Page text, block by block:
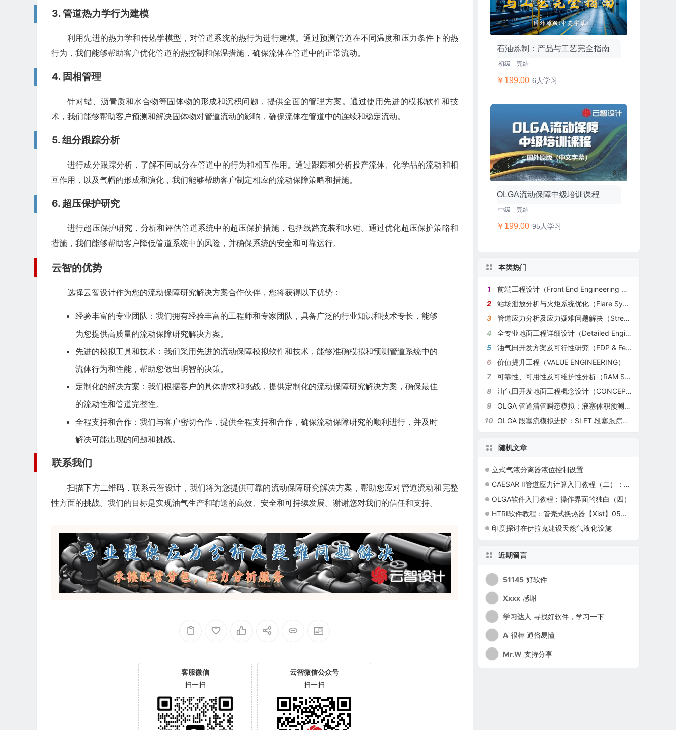
3. 管道热力学行为建模
利用先进的热力学和传热学模型，对管道系统的热行为进行建模。通过预测管道在不同温度和压力条件下的热
行为，我们能够帮助客户优化管道的热控制和保温措施，确保流体在管道中的正常流动。
4. 固相管理
针对蜡、沥青质和水合物等固体物的形成和沉积问题，提供全面的管理方案。通过使用先进的模拟软件和技
术，我们能够帮助客户预测和解决固体物对管道流动的影响，确保流体在管道中的连续和稳定流动。
5. 组分跟踪分析
进行成分跟踪分析，了解不同成分在管道中的行为和相互作用。通过跟踪和分析投产流体、化学品的流动和相
互作用，以及气帽的形成和演化，我们能够帮助客户制定相应的流动保障策略和措施。
6. 超压保护研究
进行超压保护研究，分析和评估管道系统中的超压保护措施，包括线路充装和水锤。通过优化超压保护策略和
措施，我们能够帮助客户降低管道系统中的风险，并确保系统的安全和可靠运行。
云智的优势
选择云智设计作为您的流动保障研究解决方案合作伙伴，您将获得以下优势：
经验丰富的专业团队：我们拥有经验丰富的工程师和专家团队，具备广泛的行业知识和技术专长，能够
为您提供高质量的流动保障研究解决方案。
先进的模拟工具和技术：我们采用先进的流动保障模拟软件和技术，能够准确模拟和预测管道系统中的
流体行为和性能，帮助您做出明智的决策。
定制化的解决方案：我们根据客户的具体需求和挑战，提供定制化的流动保障研究解决方案，确保最佳
的流动性和管道完整性。
全程支持和合作：我们与客户密切合作，提供全程支持和合作，确保流动保障研究的顺利进行，并及时
解决可能出现的问题和挑战。
联系我们
扫描下方二维码，联系云智设计，我们将为您提供可靠的流动保障研究解决方案，帮助您应对管道流动和完整
性方面的挑战。我们的目标是实现油气生产和输送的高效、安全和可持续发展。谢谢您对我们的信任和支持。
客服微信
扫一扫
云智微信公众号
扫一扫
204节
石油炼制：产品与工艺完全指南
初级 完结
￥199.00 6人学习
8节
OLGA流动保障中级培训课程
中级 完结
￥199.00 95人学习
本类热门
1
前端工程设计（Front End Engineering Design 简称FEED）
2
站场泄放分析与火炬系统优化（Flare System Evaluation）
3
管道应力分析及应力疑难问题解决（Stress Analysis）
4
全专业地面工程详细设计（Detailed Engineering）
5
油气田开发方案及可行性研究（FDP & Feasibility Study）
6
价值提升工程（VALUE ENGINEERING）
7
可靠性、可用性及可维护性分析（RAM Study）
8
油气田开发地面工程概念设计（CONCEPTUAL DESIGN）
9
OLGA 管道清管瞬态模拟：液塞体积预测与接收器尺寸设计
10 OLGA 段塞流模拟进阶：SLET 段塞跟踪模型的工程化配置与海上油田实战
随机文章
立式气液分离器液位控制设置
CAESAR II管道应力计算入门教程（二）：基础操作（三通、大小头、波纹管）
OLGA软件入门教程：操作界面的独白（四）
HTRI软件教程：管壳式换热器【Xist】05结构参数的输入
印度探讨在伊拉克建设天然气液化设施
近期留言
51145 好软件
Xxxx 感谢
学习达人 寻找好软件，学习一下
A 很棒 通俗易懂
Mr.W 支持分享